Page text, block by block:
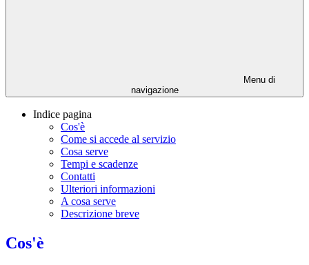
Menu di
navigazione
Indice pagina
Cos'è
Come si accede al servizio
Cosa serve
Tempi e scadenze
Contatti
Ulteriori informazioni
A cosa serve
Descrizione breve
Cos'è